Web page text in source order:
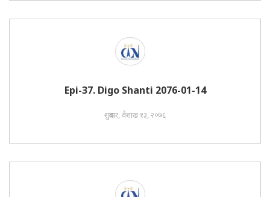
Epi-37. Digo Shanti 2076-01-14
शुक्रबार, वैशाख १३, २०७६